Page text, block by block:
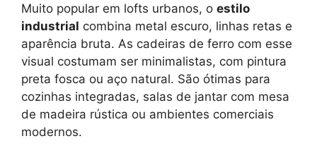
Muito popular em lofts urbanos, o estilo
industrial combina metal escuro, linhas retas e
aparência bruta. As cadeiras de ferro com esse
visual costumam ser minimalistas, com pintura
preta fosca ou aço natural. São ótimas para
cozinhas integradas, salas de jantar com mesa
de madeira rústica ou ambientes comerciais
modernos.